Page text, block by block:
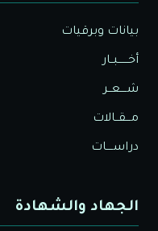
بيانات وبرقيات
أخــــــبــار
شــــعــر
مـــقــالات
دراســــات
الجهاد والشهادة